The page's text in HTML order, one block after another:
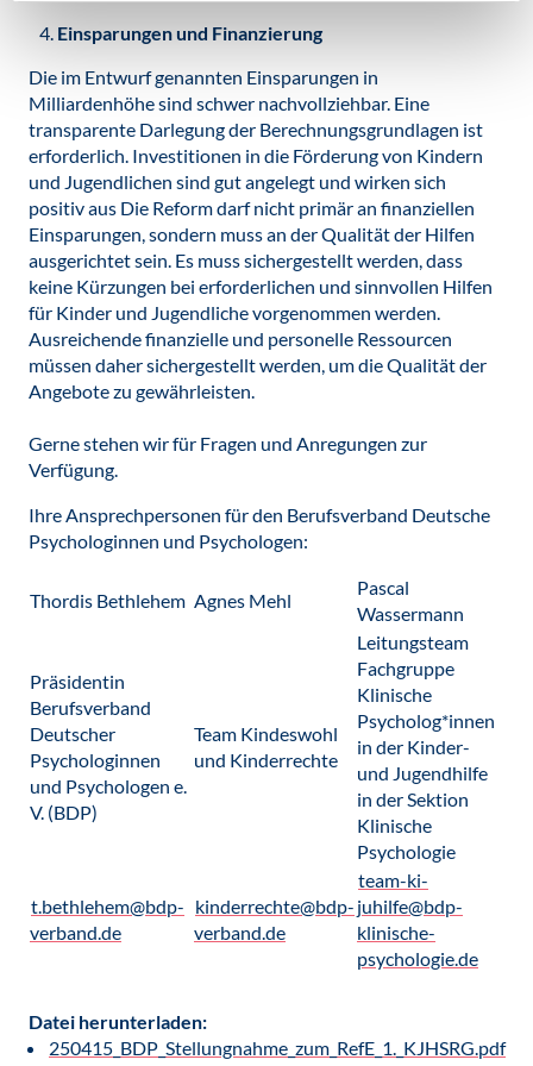
Einsparungen und Finanzierung
Die im Entwurf genannten Einsparungen in
Milliardenhöhe sind schwer nachvollziehbar. Eine
transparente Darlegung der Berechnungsgrundlagen ist
erforderlich. Investitionen in die Förderung von Kindern
und Jugendlichen sind gut angelegt und wirken sich
positiv aus Die Reform darf nicht primär an finanziellen
Einsparungen, sondern muss an der Qualität der Hilfen
ausgerichtet sein. Es muss sichergestellt werden, dass
keine Kürzungen bei erforderlichen und sinnvollen Hilfen
für Kinder und Jugendliche vorgenommen werden.
Ausreichende finanzielle und personelle Ressourcen
müssen daher sichergestellt werden, um die Qualität der
Angebote zu gewährleisten.
Gerne stehen wir für Fragen und Anregungen zur
Verfügung.
Ihre Ansprechpersonen für den Berufsverband Deutsche
Psychologinnen und Psychologen:
Thordis Bethlehem Agnes Mehl
Pascal
Wassermann
Präsidentin
Berufsverband
Deutscher
Psychologinnen
und Psychologen e.
V. (BDP)
Team Kindeswohl
und Kinderrechte
Leitungsteam
Fachgruppe
Klinische
Psycholog*innen
in der Kinder-
und Jugendhilfe
in der Sektion
Klinische
Psychologie
t.bethlehem@bdp-
verband.de
kinderrechte@bdp-
verband.de
team-ki-
juhilfe@bdp-
klinische-
psychologie.de
Datei herunterladen:
250415_BDP_Stellungnahme_zum_RefE_1._KJHSRG.pdf